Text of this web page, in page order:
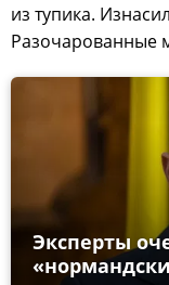
из тупика.
Разочарованные
Эксперты